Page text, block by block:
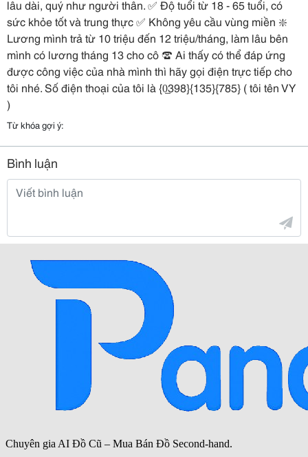
lâu dài, quý như người thân. ✅ Độ tuổi từ 18 - 65 tuổi, có
sức khỏe tốt và trung thực ✅ Không yêu cầu vùng miền ❇️
Lương mình trả từ 10 triệu đến 12 triệu/tháng, làm lâu bên
mình có lương tháng 13 cho cô ☎️ Ai thấy có thể đáp ứng
được công việc của nhà mình thì hãy gọi điện trực tiếp cho
tôi nhé. Số điện thoại của tôi là {0̲398}{135}{785} ( tôi tên VY
)
Từ khóa gợi ý:
Bình luận